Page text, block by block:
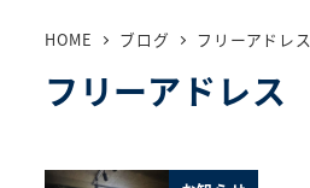
HOME ブログ フリーアドレス
フリーアドレス